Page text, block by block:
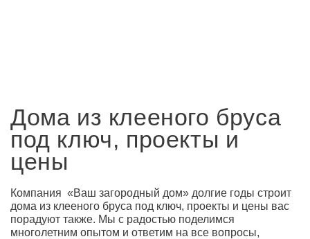
Дома из клееного бруса
под ключ, проекты и
цены
Компания «Ваш загородный дом» долгие годы строит
дома из клееного бруса под ключ, проекты и цены вас
порадуют также. Мы с радостью поделимся
многолетним опытом и ответим на все вопросы,